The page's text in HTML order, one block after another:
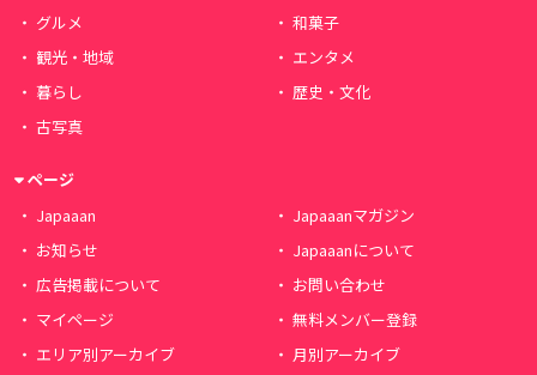
グルメ
和菓子
観光・地域
エンタメ
暮らし
歴史・文化
古写真
ページ
Japaaan
Japaaanマガジン
お知らせ
Japaaanについて
広告掲載について
お問い合わせ
マイページ
無料メンバー登録
エリア別アーカイブ
月別アーカイブ